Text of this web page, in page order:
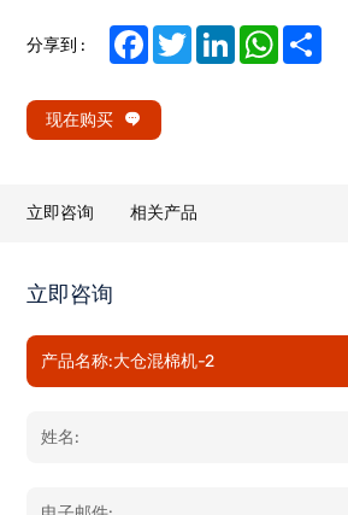
分享到 : FacebookTwitterLinkedInWhatsApp
现在购买
立即咨询 相关产品
立即咨询